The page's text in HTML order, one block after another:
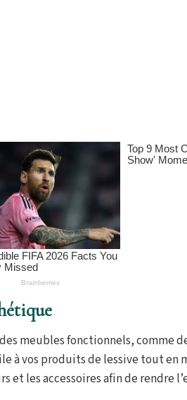
meubles fonctionnels, comme
à vos produits de lessive tout en
et les accessoires afin de rendre